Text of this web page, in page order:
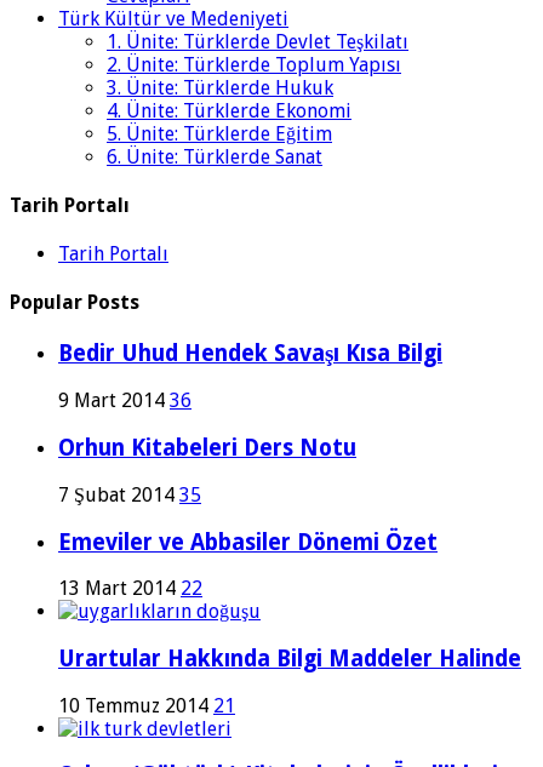
Türk Kültür ve Medeniyeti
1. Ünite: Türklerde Devlet Teşkilatı
2. Ünite: Türklerde Toplum Yapısı
3. Ünite: Türklerde Hukuk
4. Ünite: Türklerde Ekonomi
5. Ünite: Türklerde Eğitim
6. Ünite: Türklerde Sanat
Tarih Portalı
Tarih Portalı
Popular Posts
Bedir Uhud Hendek Savaşı Kısa Bilgi
9 Mart 2014 36
Orhun Kitabeleri Ders Notu
7 Şubat 2014 35
Emeviler ve Abbasiler Dönemi Özet
13 Mart 2014 22
Urartular Hakkında Bilgi Maddeler Halinde
10 Temmuz 2014 21